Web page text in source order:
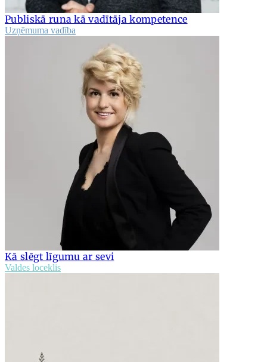
Publiskā runa kā vadītāja kompetence
Uzņēmuma vadība
Kā slēgt līgumu ar sevi
Valdes loceklis